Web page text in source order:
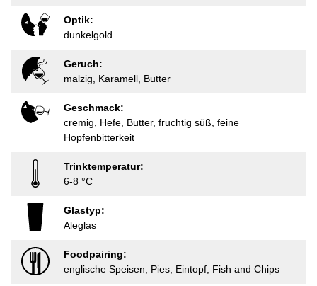
Optik:
dunkelgold
Geruch:
malzig, Karamell, Butter
Geschmack:
cremig, Hefe, Butter, fruchtig süß, feine
Hopfenbitterkeit
Trinktemperatur:
6-8 °C
Glastyp:
Aleglas
Foodpairing:
englische Speisen, Pies, Eintopf, Fish and Chips